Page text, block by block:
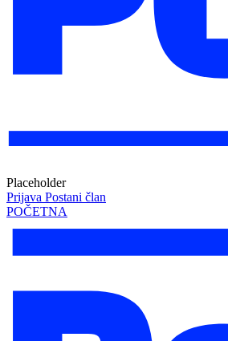
Placeholder
Prijava Postani član
POČETNA